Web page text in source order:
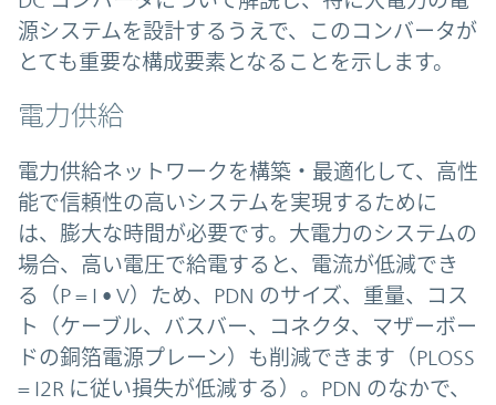
源システムを設計するうえで、このコンバータが
とても重要な構成要素となることを示します。
電力供給
電力供給ネットワークを構築・最適化して、高性
能で信頼性の高いシステムを実現するために
は、膨大な時間が必要です。大電力のシステムの
場合、高い電圧で給電すると、電流が低減でき
る（P = I • V）ため、PDN のサイズ、重量、コス
ト（ケーブル、バスバー、コネクタ、マザーボー
ドの銅箔電源プレーン）も削減できます（PLOSS
= I2R に従い損失が低減する）。PDN のなかで、